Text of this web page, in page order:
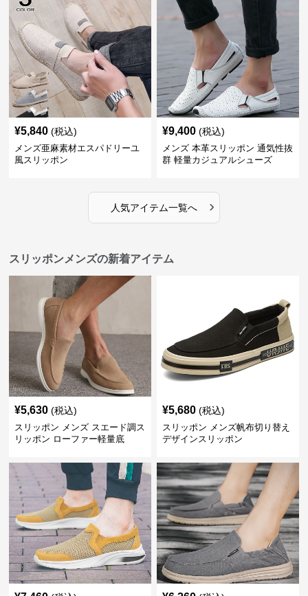
¥5,840 (税込)
メンズ亜麻素材エスパドリーユ
風スリッポン
¥9,400 (税込)
メンズ 本革スリッポン 通気性抜
群 軽量カジュアルシューズ
人気アイテム一覧へ ›
スリッポンメンズの新着アイテム
¥5,630 (税込)
スリッポン メンズ スエード調ス
リッポン ローファー軽量底
¥5,680 (税込)
スリッポン メンズ帆布切り替え
デザインスリッポン